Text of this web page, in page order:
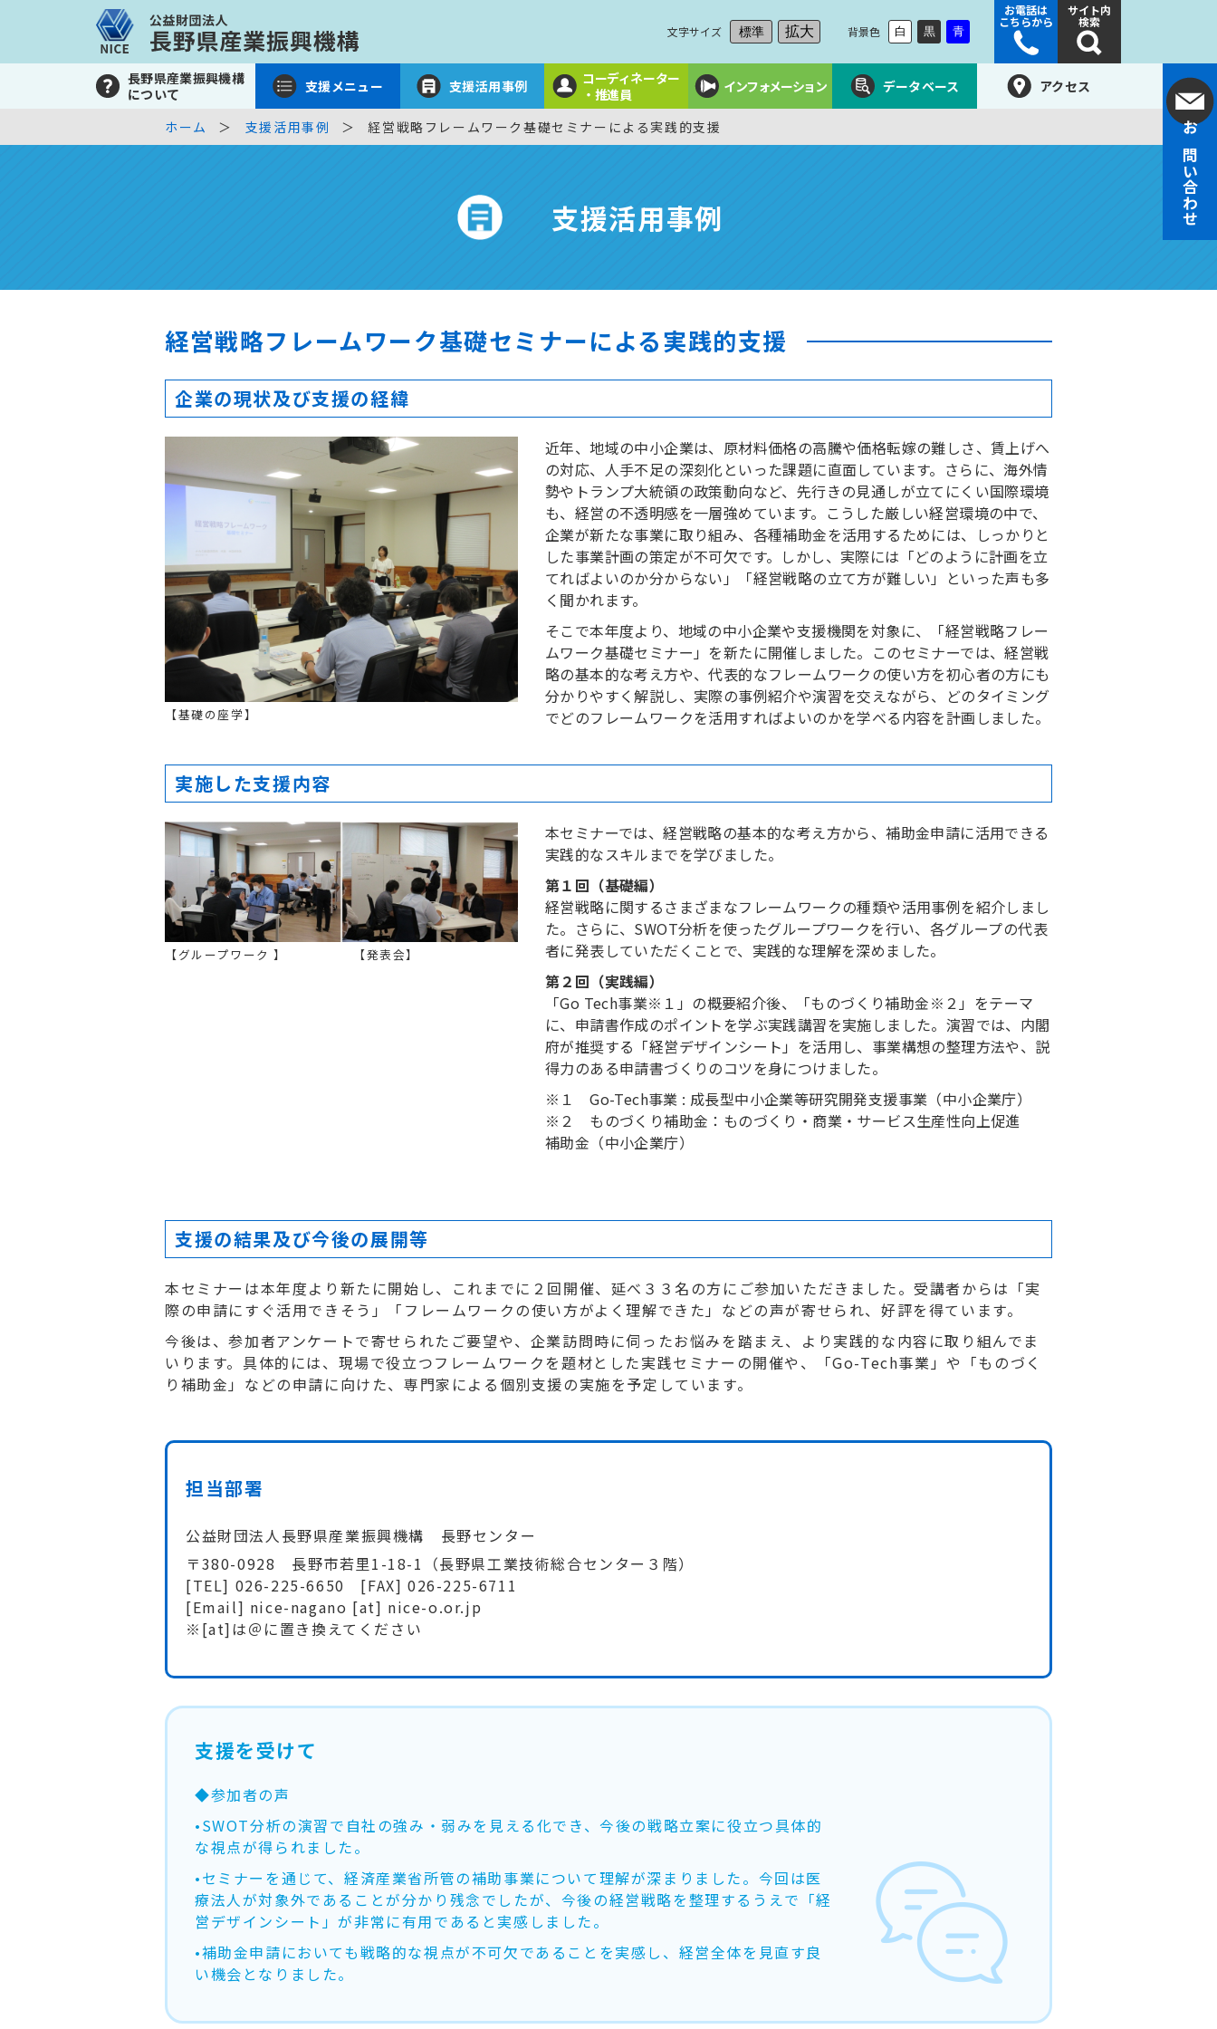
文字サイズ 標準 拡大 背景色 白 黒 青
お電話は
こちらから
サイト内
検索
長野県産業振興機構
について
支援メニュー 支援活用事例
コーディネーター
・推進員
インフォメーション データベース アクセス
お問い合わせ
ホーム 支援活用事例 経営戦略フレームワーク基礎セミナーによる実践的支援
支援活用事例
経営戦略フレームワーク基礎セミナーによる実践的支援
企業の現状及び支援の経緯
【基礎の座学】
近年、地域の中小企業は、原材料価格の高騰や価格転嫁の難しさ、賃上げへ
の対応、人手不足の深刻化といった課題に直面しています。さらに、海外情
勢やトランプ大統領の政策動向など、先行きの見通しが立てにくい国際環境
も、経営の不透明感を一層強めています。こうした厳しい経営環境の中で、
企業が新たな事業に取り組み、各種補助金を活用するためには、しっかりと
した事業計画の策定が不可欠です。しかし、実際には「どのように計画を立
てればよいのか分からない」「経営戦略の立て方が難しい」といった声も多
く聞かれます。
そこで本年度より、地域の中小企業や支援機関を対象に、「経営戦略フレー
ムワーク基礎セミナー」を新たに開催しました。このセミナーでは、経営戦
略の基本的な考え方や、代表的なフレームワークの使い方を初心者の方にも
分かりやすく解説し、実際の事例紹介や演習を交えながら、どのタイミング
でどのフレームワークを活用すればよいのかを学べる内容を計画しました。
実施した支援内容
【グループワーク 】 【発表会】
本セミナーでは、経営戦略の基本的な考え方から、補助金申請に活用できる
実践的なスキルまでを学びました。
第１回（基礎編）
経営戦略に関するさまざまなフレームワークの種類や活用事例を紹介しまし
た。さらに、SWOT分析を使ったグループワークを行い、各グループの代表
者に発表していただくことで、実践的な理解を深めました。
第２回（実践編）
「Go Tech事業※１」の概要紹介後、「ものづくり補助金※２」をテーマ
に、申請書作成のポイントを学ぶ実践講習を実施しました。演習では、内閣
府が推奨する「経営デザインシート」を活用し、事業構想の整理方法や、説
得力のある申請書づくりのコツを身につけました。
※１ Go-Tech事業 : 成長型中小企業等研究開発支援事業（中小企業庁）
※２ ものづくり補助金：ものづくり・商業・サービス生産性向上促進
補助金（中小企業庁）
支援の結果及び今後の展開等
本セミナーは本年度より新たに開始し、これまでに２回開催、延べ３３名の方にご参加いただきました。受講者からは「実
際の申請にすぐ活用できそう」「フレームワークの使い方がよく理解できた」などの声が寄せられ、好評を得ています。
今後は、参加者アンケートで寄せられたご要望や、企業訪問時に伺ったお悩みを踏まえ、より実践的な内容に取り組んでま
いります。具体的には、現場で役立つフレームワークを題材とした実践セミナーの開催や、「Go-Tech事業」や「ものづく
り補助金」などの申請に向けた、専門家による個別支援の実施を予定しています。
担当部署
公益財団法人長野県産業振興機構 長野センター
〒380-0928 長野市若里1-18-1（長野県工業技術総合センター３階）
[TEL] 026-225-6650 [FAX] 026-225-6711
[Email] nice-nagano [at] nice-o.or.jp
※[at]は＠に置き換えてください
支援を受けて
◆参加者の声
•SWOT分析の演習で自社の強み・弱みを見える化でき、今後の戦略立案に役立つ具体的
な視点が得られました。
•セミナーを通じて、経済産業省所管の補助事業について理解が深まりました。今回は医
療法人が対象外であることが分かり残念でしたが、今後の経営戦略を整理するうえで「経
営デザインシート」が非常に有用であると実感しました。
•補助金申請においても戦略的な視点が不可欠であることを実感し、経営全体を見直す良
い機会となりました。